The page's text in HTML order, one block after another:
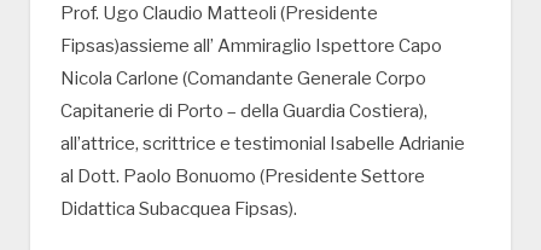
Prof. Ugo Claudio Matteoli (Presidente
Fipsas)assieme all’ Ammiraglio Ispettore Capo
Nicola Carlone (Comandante Generale Corpo
Capitanerie di Porto – della Guardia Costiera),
all’attrice, scrittrice e testimonial Isabelle Adrianie
al Dott. Paolo Bonuomo (Presidente Settore
Didattica Subacquea Fipsas).